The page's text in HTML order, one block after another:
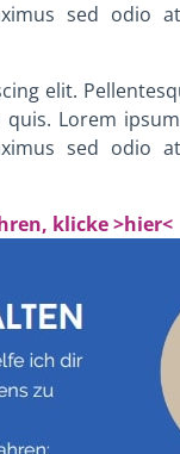
sed odio
elit.
quis. Lorem
sed odio
klicke >hier<